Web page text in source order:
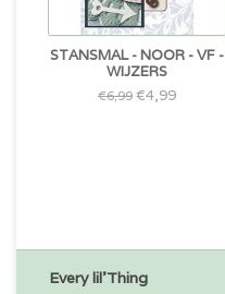
STANSMAL - NOOR - VF -
WIJZERS
€6,99 €4,99
Every lil'Thing